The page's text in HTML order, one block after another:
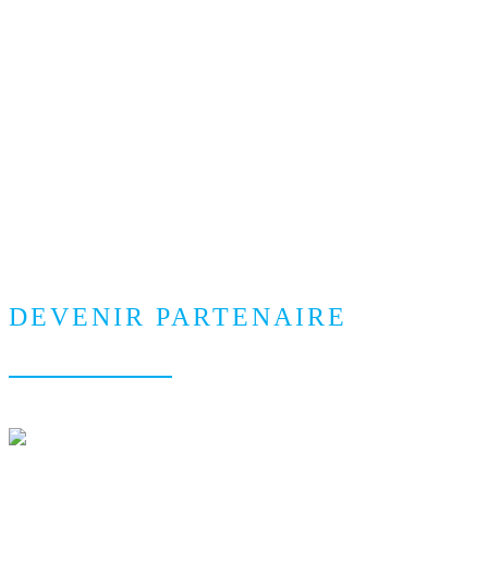
DEVENIR PARTENAIRE